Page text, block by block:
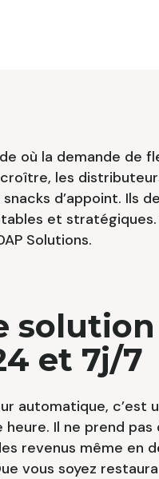
où la demande de
les
d’appoint. Ils
et
Solutions.
et 7j/7
automatique,
heure. Il ne prend
revenus même en
vous soyez